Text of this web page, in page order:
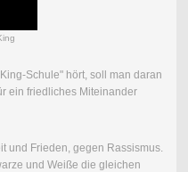
Schule" hört, soll man daran
ein friedliches Miteinander
und Frieden, gegen Rassismus.
und Weiße die gleichen